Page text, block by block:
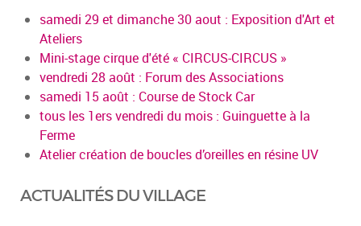
samedi 29 et dimanche 30 aout : Exposition d'Art et
Ateliers
Mini-stage cirque d'été « CIRCUS-CIRCUS »
vendredi 28 août : Forum des Associations
samedi 15 août : Course de Stock Car
tous les 1ers vendredi du mois : Guinguette à la
Ferme
Atelier création de boucles d’oreilles en résine UV
ACTUALITÉS DU VILLAGE